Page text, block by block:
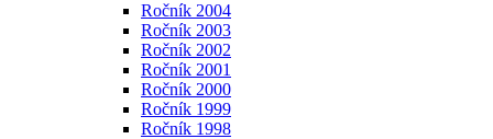
Ročník 2004
Ročník 2003
Ročník 2002
Ročník 2001
Ročník 2000
Ročník 1999
Ročník 1998